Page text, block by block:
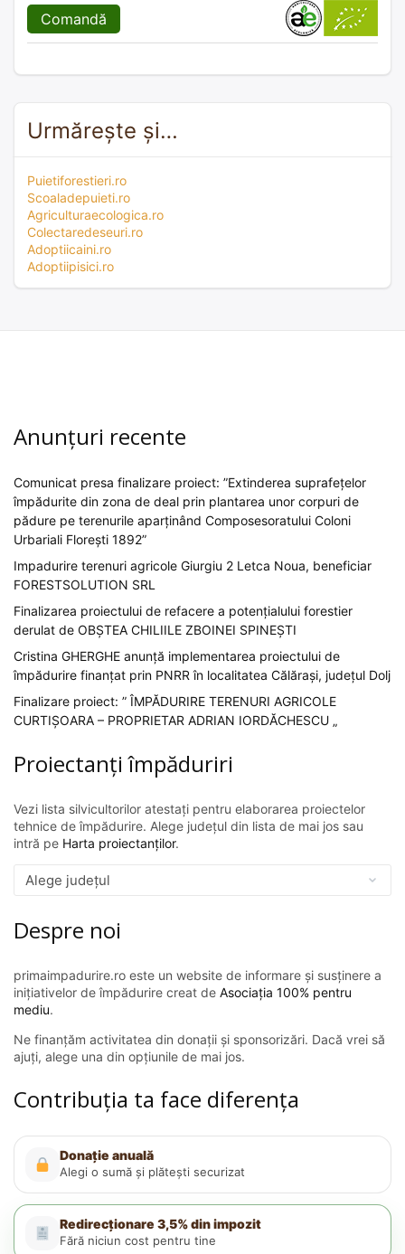
Comandă
Urmărește și…
Puietiforestieri.ro
Scoaladepuieti.ro
Agriculturaecologica.ro
Colectaredeseuri.ro
Adoptiicaini.ro
Adoptiipisici.ro
Anunțuri recente
Comunicat presa finalizare proiect: ”Extinderea suprafețelor
împădurite din zona de deal prin plantarea unor corpuri de
pădure pe terenurile aparținând Composesoratului Coloni
Urbariali Florești 1892”
Impadurire terenuri agricole Giurgiu 2 Letca Noua, beneficiar
FORESTSOLUTION SRL
Finalizarea proiectului de refacere a potențialului forestier
derulat de OBȘTEA CHILIILE ZBOINEI SPINEȘTI
Cristina GHERGHE anunță implementarea proiectului de
împădurire finanțat prin PNRR în localitatea Călărași, județul Dolj
Finalizare proiect: ” ÎMPĂDURIRE TERENURI AGRICOLE
CURTIȘOARA – PROPRIETAR ADRIAN IORDĂCHESCU „
Proiectanți împăduriri
Vezi lista silvicultorilor atestați pentru elaborarea proiectelor
tehnice de împădurire. Alege județul din lista de mai jos sau
intră pe Harta proiectanților.
Despre noi
primaimpadurire.ro este un website de informare și susținere a
inițiativelor de împădurire creat de Asociația 100% pentru
mediu.
Ne finanțăm activitatea din donații și sponsorizări. Dacă vrei să
ajuți, alege una din opțiunile de mai jos.
Contribuția ta face diferența
Donație anuală
Alegi o sumă și plătești securizat
Redirecționare 3,5% din impozit
Fără niciun cost pentru tine